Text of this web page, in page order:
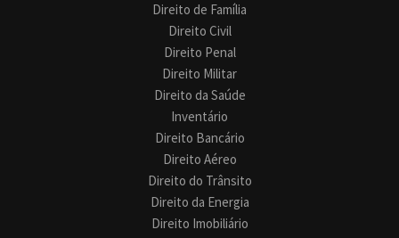
Direito de Família
Direito Civil
Direito Penal
Direito Militar
Direito da Saúde
Inventário
Direito Bancário
Direito Aéreo
Direito do Trânsito
Direito da Energia
Direito Imobiliário